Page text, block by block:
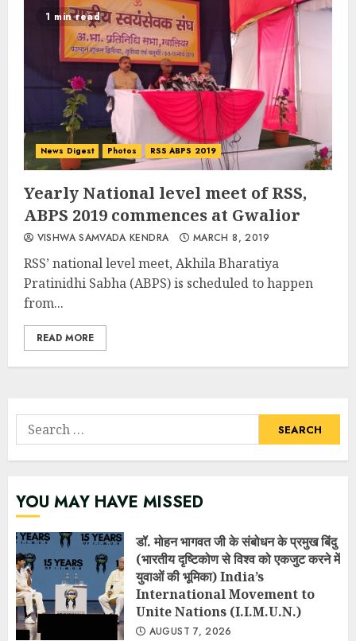
1 min read
News Digest Photos RSS ABPS 2019
Yearly National level meet of RSS,
ABPS 2019 commences at Gwalior
VISHWA SAMVADA KENDRA MARCH 8, 2019
RSS’ national level meet, Akhila Bharatiya
Pratinidhi Sabha (ABPS) is scheduled to happen
from...
READ MORE
Search
for:
YOU MAY HAVE MISSED
डॉ. मोहन भागवत जी के संबोधन के प्रमुख बिंदु
(भारतीय दृष्टिकोण से विश्व को एकजुट करने में
युवाओं की भूमिका) India’s
International Movement to
Unite Nations (I.I.M.U.N.)
AUGUST 7, 2026